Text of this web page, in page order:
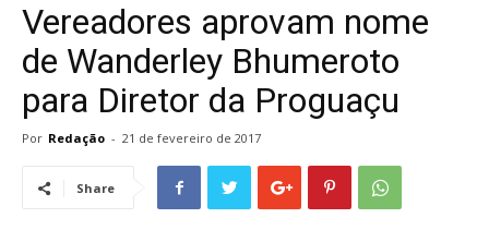
Vereadores aprovam nome
de Wanderley Bhumeroto
para Diretor da Proguaçu
Por Redação - 21 de fevereiro de 2017
Share